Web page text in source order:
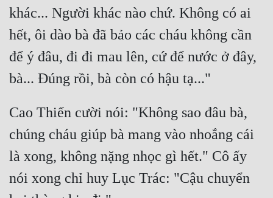
Đồng Nhân
Cẩu Đạo Trường Sinh
Ngự Thú
Vô Địch Lưu
Xây Dựng Thế Lực
khác... Người khác nào chứ. Không có ai
hết, ôi dào bà đã bảo các cháu không cần
để ý đâu, đi đi mau lên, cứ để nước ở đây,
bà... Đúng rồi, bà còn có hậu tạ..."
Cao Thiến cười nói: "Không sao đâu bà,
chúng cháu giúp bà mang vào nhoắng cái
là xong, không nặng nhọc gì hết." Cô ấy
nói xong chỉ huy Lục Trác: "Cậu chuyển